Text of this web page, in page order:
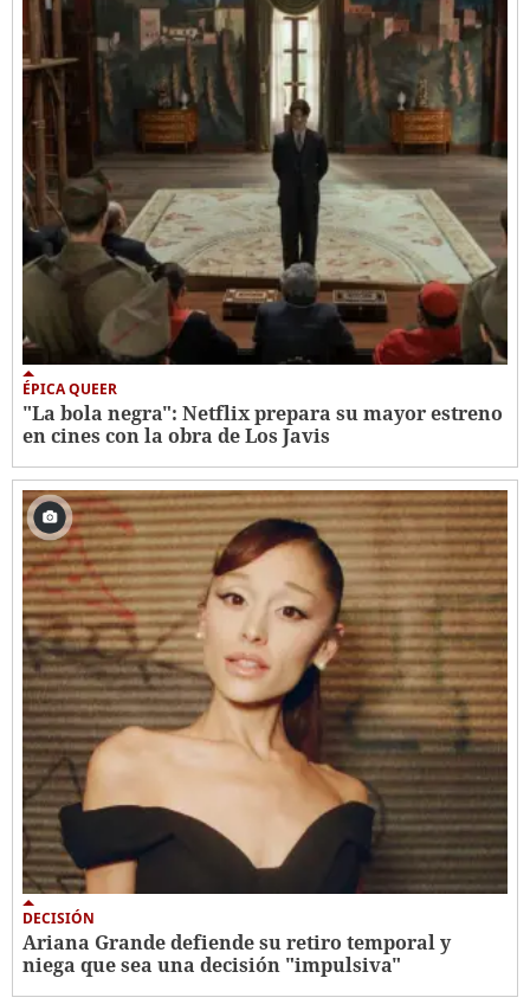
ÉPICA QUEER
"La bola negra": Netflix prepara su mayor estreno
en cines con la obra de Los Javis
DECISIÓN
Ariana Grande defiende su retiro temporal y
niega que sea una decisión "impulsiva"